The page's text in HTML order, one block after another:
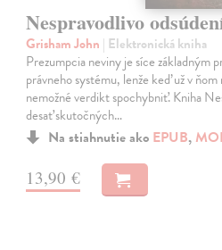
Nespravodlivo
Grisham John | Elektronická kniha
Prezumpcia neviny je síce základným
právneho systému, lenže keď už v
nemožné verdikt spochybniť. Kniha
desať skutočných…
Na stiahnutie ako EPUB,
13,90 €